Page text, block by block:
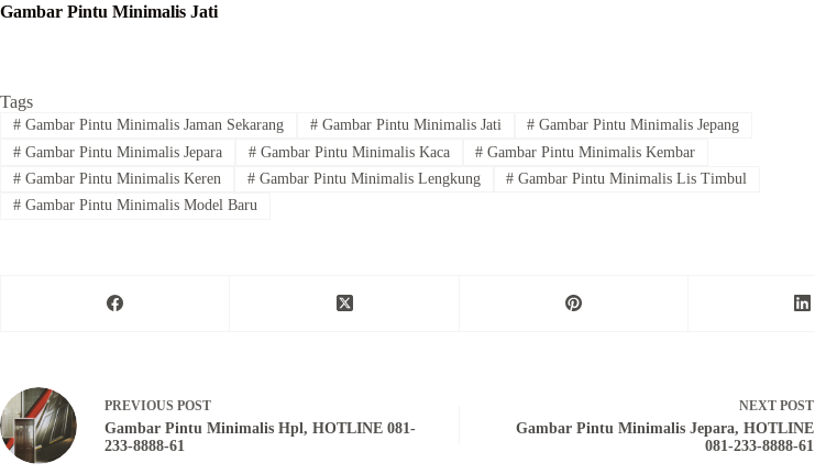
Gambar Pintu Minimalis Jati
Tags
#Gambar Pintu Minimalis Jaman Sekarang #Gambar Pintu Minimalis Jati # Gambar Pintu Minimalis Jepang
#Gambar Pintu Minimalis Jepara #Gambar Pintu Minimalis Kaca # Gambar Pintu Minimalis Kembar
#Gambar Pintu Minimalis Keren #Gambar Pintu Minimalis Lengkung # Gambar Pintu Minimalis Lis Timbul
#Gambar Pintu Minimalis Model Baru
PREVIOUS POST
Gambar Pintu Minimalis Hpl, HOTLINE 081-
233-8888-61
NEXT POST
Gambar Pintu Minimalis Jepara, HOTLINE
081-233-8888-61